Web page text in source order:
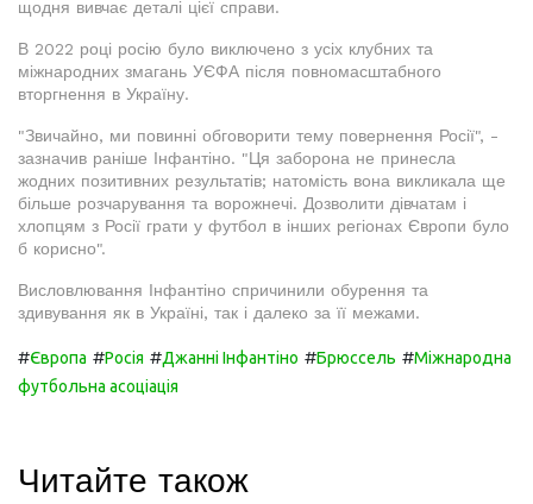
щодня вивчає деталі цієї справи.
В 2022 році росію було виключено з усіх клубних та
міжнародних змагань УЄФА після повномасштабного
вторгнення в Україну.
"Звичайно, ми повинні обговорити тему повернення Росії", -
зазначив раніше Інфантіно. "Ця заборона не принесла
жодних позитивних результатів; натомість вона викликала ще
більше розчарування та ворожнечі. Дозволити дівчатам і
хлопцям з Росії грати у футбол в інших регіонах Європи було
б корисно".
Висловлювання Інфантіно спричинили обурення та
здивування як в Україні, так і далеко за її межами.
#Європа #Росія #Джанні Інфантіно #Брюссель #Міжнародна
футбольна асоціація
Читайте також